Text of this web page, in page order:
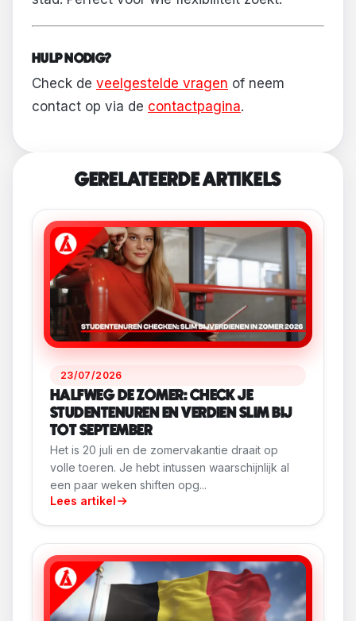
HULP NODIG?
Check de veelgestelde vragen of neem
contact op via de contactpagina.
GERELATEERDE ARTIKELS
23/07/2026
HALFWEG DE ZOMER: CHECK JE
STUDENTENUREN EN VERDIEN SLIM BIJ
TOT SEPTEMBER
Het is 20 juli en de zomervakantie draait op
volle toeren. Je hebt intussen waarschijnlijk al
een paar weken shiften opg...
Lees artikel